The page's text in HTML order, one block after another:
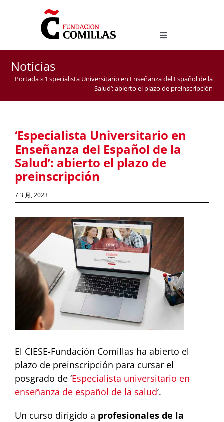
Toggle
Navigation
西班牙语作为外语教学官方硕士
Noticias
Portada»‘Especialista Universitario en Enseñanza del Español de la
Salud’: abierto el plazo de preinscripción
‘Especialista Universitario en
Enseñanza del Español de la
Salud’: abierto el plazo de
preinscripción
7 3 月, 2023
View
Larger
Image
El CIESE-Fundación Comillas ha abierto el
plazo de preinscripción para cursar el
posgrado de ‘Especialista universitario en
enseñanza de español de la salud‘.
Un curso dirigido a profesionales de la